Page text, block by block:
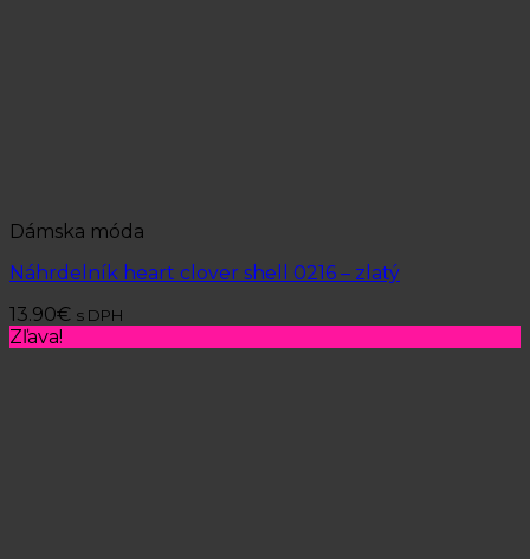
Dámska móda
Náhrdelník heart clover shell 0216 – zlatý
13.90€ s DPH
Zľava!